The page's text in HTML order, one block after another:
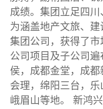
成绩。集团立足四
为涵盖地产文旅、
集团公司，获得了市
公司项目及子公司
侯，成都金堂，成
会理，绵阳三台，乐
峨眉山等地。 新鸿